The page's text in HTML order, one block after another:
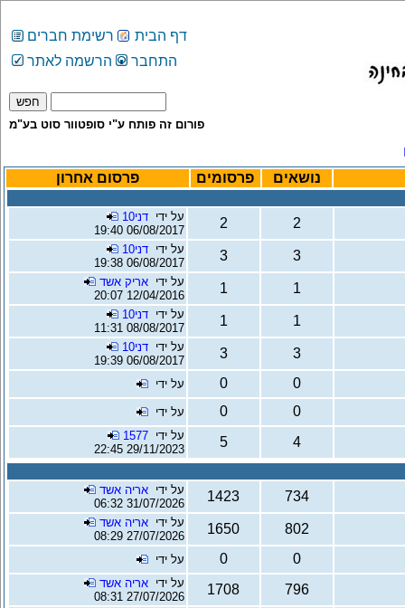
רשימת חברים
דף הבית
הרשמה לאתר
התחבר
פורום זה פותח ע"י סופטוור סוט בע"מ
פרסום אחרון
פרסומים נושאים
על ידי דני10
06/08/2017 19:40
2 2
על ידי דני10
06/08/2017 19:38
3 3
על ידי אריק אשד
12/04/2016 20:07
1 1
על ידי דני10
08/08/2017 11:31
1 1
על ידי דני10
06/08/2017 19:39
3 3
על ידי 0 0
על ידי 0 0
על ידי 1577
29/11/2023 22:45
5 4
על ידי אריה אשד
31/07/2026 06:32
1423 734
על ידי אריה אשד
27/07/2026 08:29
1650 802
על ידי 0 0
על ידי אריה אשד
27/07/2026 08:31
1708 796